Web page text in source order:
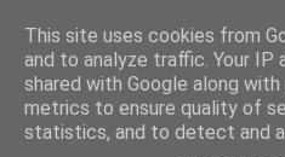
This site uses cookies from
and to analyze traffic. Your IP
shared with Google along
metrics to ensure quality of
statistics, and to detect and